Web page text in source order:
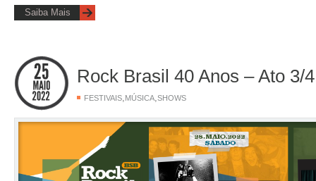
Saiba Mais
Rock Brasil 40 Anos – Ato 3/4
FESTIVAIS MÚSICA SHOWS